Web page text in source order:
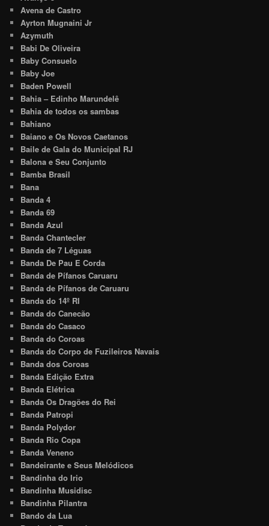
Avena de Castro
Ayrton Mugnaini Jr
Azymuth
Babi De Oliveira
Baby Consuelo
Baby Joe
Baden Powell
Bahia – Edinho Marundelê
Bahia de todos os sambas
Bahiano
Baiano e Os Novos Caetanos
Baile de Gala do Municipal RJ
Balona e Seu Conjunto
Bamba Brasil
Bana
Banda 4
Banda 69
Banda Azul
Banda Chantecler
Banda de 7 Léguas
Banda De Pau E Corda
Banda de Pífanos Caruaru
Banda de Pífanos de Caruaru
Banda do 14º RI
Banda do Canecão
Banda do Casaco
Banda do Coroas
Banda do Corpo de Fuzileiros Navais
Banda dos Coroas
Banda Edição Extra
Banda Elétrica
Banda Os Dragões do Rei
Banda Patropi
Banda Polydor
Banda Rio Copa
Banda Veneno
Bandeirante e Seus Melódicos
Bandinha do Irio
Bandinha Musidisc
Bandinha Pilantra
Bando da Lua